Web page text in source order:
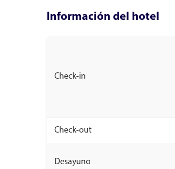
Información del hotel
Check-in
Check-out
Desayuno